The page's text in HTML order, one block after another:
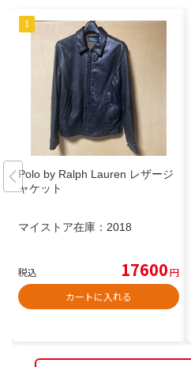
Polo by Ralph Lauren レザージ
ャケット
マイストア在庫： 2018
税込 17600円
カートに入れる